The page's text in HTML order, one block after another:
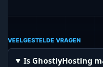
VEELGESTELDE VRAGEN
Is GhostlyHosting